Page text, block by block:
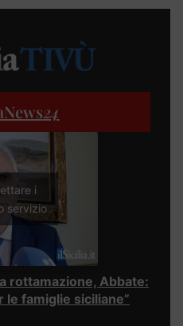
24
i
servizio
rottamazione, Abbate:
le famiglie siciliane”